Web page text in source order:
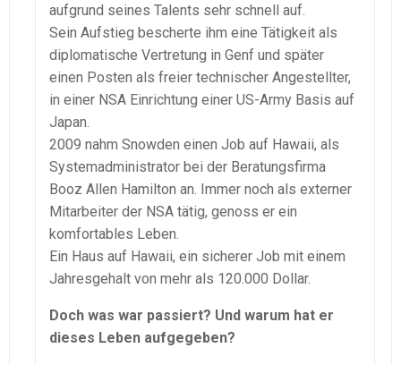
aufgrund seines Talents sehr schnell auf.
Sein Aufstieg bescherte ihm eine Tätigkeit als
diplomatische Vertretung in Genf und später
einen Posten als freier technischer Angestellter,
in einer NSA Einrichtung einer US-Army Basis auf
Japan.
2009 nahm Snowden einen Job auf Hawaii, als
Systemadministrator bei der Beratungsfirma
Booz Allen Hamilton an. Immer noch als externer
Mitarbeiter der NSA tätig, genoss er ein
komfortables Leben.
Ein Haus auf Hawaii, ein sicherer Job mit einem
Jahresgehalt von mehr als 120.000 Dollar.
Doch was war passiert? Und warum hat er
dieses Leben aufgegeben?